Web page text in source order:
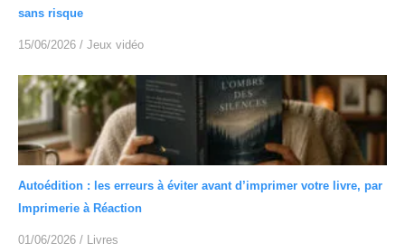
sans risque
15/06/2026 / Jeux vidéo
Autoédition : les erreurs à éviter avant d’imprimer votre livre, par
Imprimerie à Réaction
01/06/2026 / Livres